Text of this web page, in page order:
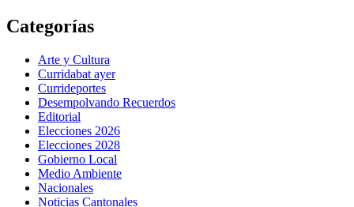
Categorías
Arte y Cultura
Curridabat ayer
Currideportes
Desempolvando Recuerdos
Editorial
Elecciones 2026
Elecciones 2028
Gobierno Local
Medio Ambiente
Nacionales
Noticias Cantonales